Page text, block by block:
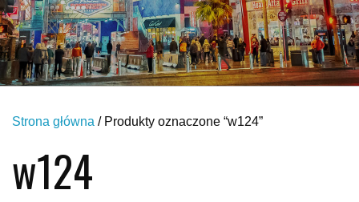
Strona główna / Produkty oznaczone “w124”
w124